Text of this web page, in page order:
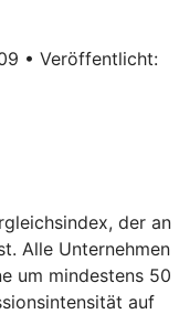
• Veröffentlicht:
der an
Alle Unternehmen
um mindestens 50
auf